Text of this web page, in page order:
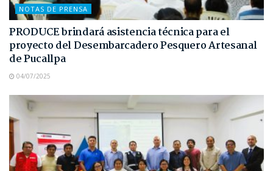
NOTAS DE PRENSA
PRODUCE brindará asistencia técnica para el
proyecto del Desembarcadero Pesquero Artesanal
de Pucallpa
04/07/2025